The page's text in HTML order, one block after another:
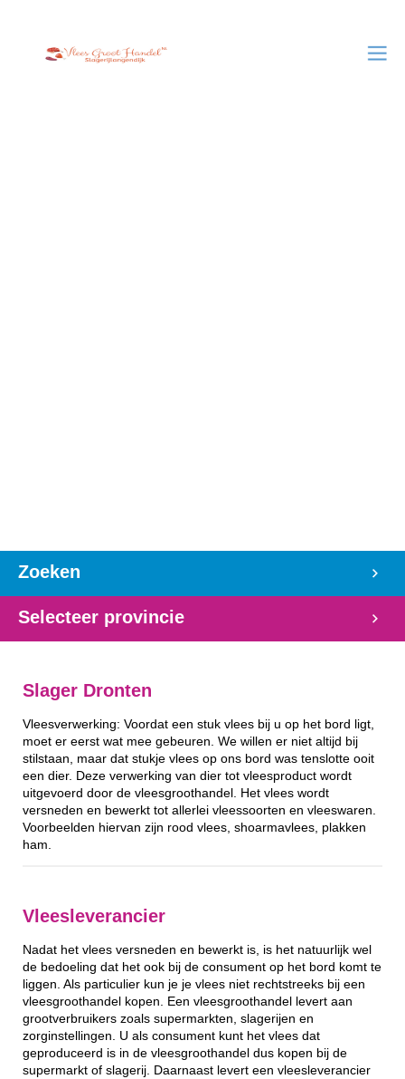
Zoeken
Selecteer provincie
Slager Dronten
Vleesverwerking: Voordat een stuk vlees bij u op het bord ligt,
moet er eerst wat mee gebeuren. We willen er niet altijd bij
stilstaan, maar dat stukje vlees op ons bord was tenslotte ooit
een dier. Deze verwerking van dier tot vleesproduct wordt
uitgevoerd door de vleesgroothandel. Het vlees wordt
versneden en bewerkt tot allerlei vleessoorten en vleeswaren.
Voorbeelden hiervan zijn rood vlees, shoarmavlees, plakken
ham.
Vleesleverancier
Nadat het vlees versneden en bewerkt is, is het natuurlijk wel
de bedoeling dat het ook bij de consument op het bord komt te
liggen. Als particulier kun je je vlees niet rechtstreeks bij een
vleesgroothandel kopen. Een vleesgroothandel levert aan
grootverbruikers zoals supermarkten, slagerijen en
zorginstellingen. U als consument kunt het vlees dat
geproduceerd is in de vleesgroothandel dus kopen bij de
supermarkt of slagerij. Daarnaast levert een vleesleverancier